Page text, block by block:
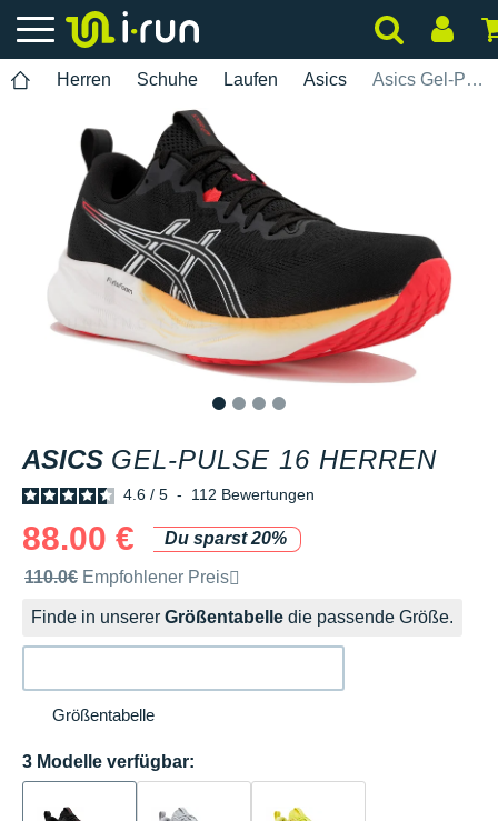
Herren Schuhe Laufen Asics Asics Gel-Pulse 16 Herren
ASICS GEL-PULSE 16 HERREN
4.6 / 5 - 112 Bewertungen
88.00 €
Du sparst 20%
Unverbindliche Preisempfehlung der Marke
110.0€ Empfohlener Preis
Finde in unserer Größentabelle die passende Größe.
Größentabelle
3 Modelle verfügbar: